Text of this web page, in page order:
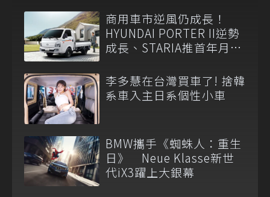
商用車市逆風仍成長！
HYUNDAI PORTER II逆勢
成長、STARIA推首年月付
李多慧在台灣買車了! 捨韓
系車入主日系個性小車
BMW攜手《蜘蛛人：重生
日》 Neue Klasse新世
代iX3躍上大銀幕